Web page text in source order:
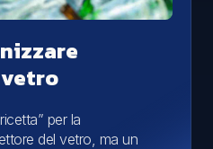
per la
del vetro, ma un